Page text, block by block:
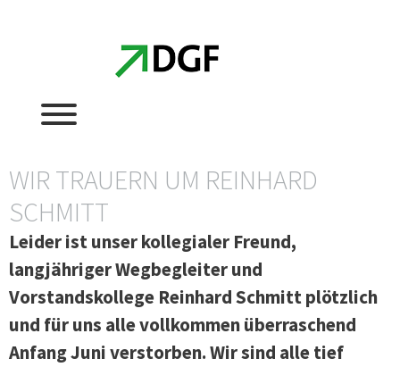
WIR TRAUERN UM REINHARD
SCHMITT
Leider ist unser kollegialer Freund,
langjähriger Wegbegleiter und
Vorstandskollege Reinhard Schmitt plötzlich
und für uns alle vollkommen überraschend
Anfang Juni verstorben. Wir sind alle tief